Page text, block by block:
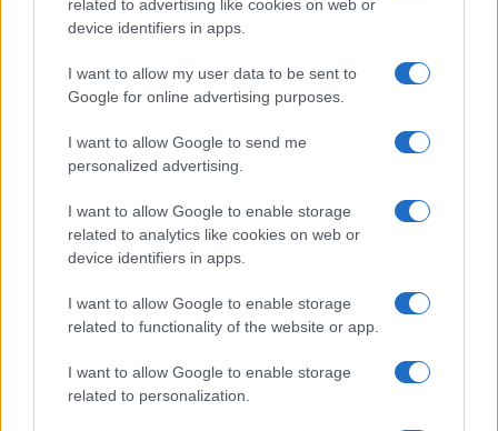
related to advertising like cookies on web or
device identifiers in apps.
I want to allow my user data to be sent to
Google for online advertising purposes.
I want to allow Google to send me
personalized advertising.
I want to allow Google to enable storage
related to analytics like cookies on web or
device identifiers in apps.
I want to allow Google to enable storage
related to functionality of the website or app.
I want to allow Google to enable storage
related to personalization.
sono stati elaborati quelli in oggetto desta ancora
oggi parecchie perplessità. Tuttavia se,
parte della comunità scientifica sostiene da
tempo, la campagna vaccinale fosse stata
essenzialmente indirizzata alla componente fragile
della popolazione -così come è sempre avvenuto
terrorizzare e di confondere l’intera cittadinanza, è
assai probabile che tra le fasce di età più giovani,
di reazioni avverse, non si sarebbe registrato una
così elevata quantità di casi gravi e piuttosto
sospetti.